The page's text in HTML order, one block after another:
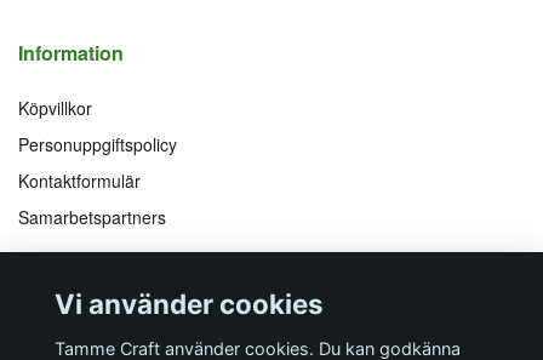
Information
Köpvillkor
Personuppgiftspolicy
Kontaktformulär
Samarbetspartners
Följ oss på
Facebook
Instagram
YouTube
Pinterest
Vi accepterar
Vi använder cookies
Tamme Craft använder cookies. Du kan godkänna